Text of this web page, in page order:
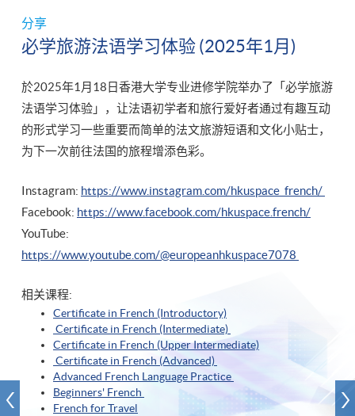
分享
必学旅游法语学习体验 (2025年1月)
於2025年1月18日香港大学专业进修学院举办了「必学旅游
法语学习体验」，让法语初学者和旅行爱好者通过有趣互动
的形式学习一些重要而简单的法文旅游短语和文化小贴士，
为下一次前往法国的旅程增添色彩。
Instagram: https://www.instagram.com/hkuspace_french/
Facebook: https://www.facebook.com/hkuspace.french/
YouTube:
https://www.youtube.com/@europeanhkuspace7078
相关课程:
Certificate in French (Introductory)
Certificate in French (Intermediate)
Certificate in French (Upper Intermediate)
Certificate in French (Advanced)
Advanced French Language Practice
Beginners' French
French for Travel